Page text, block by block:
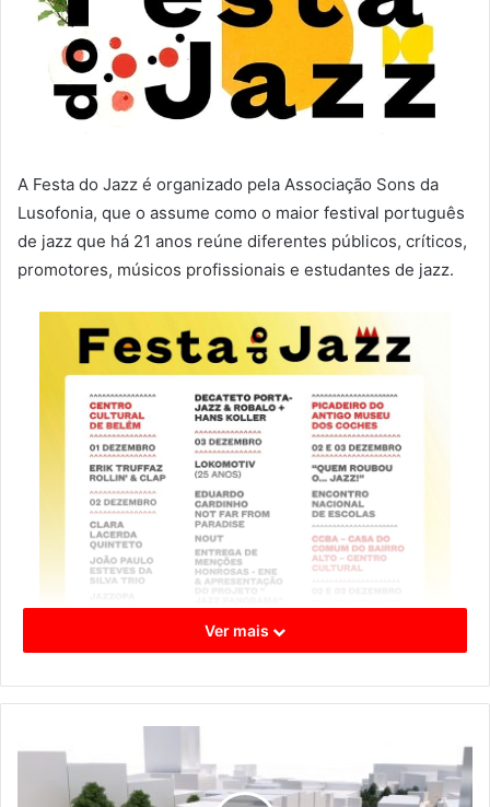
A Festa do Jazz é organizado pela Associação Sons da
Lusofonia, que o assume como o maior festival português
de jazz que há 21 anos reúne diferentes públicos, críticos,
promotores, músicos profissionais e estudantes de jazz.
A edição de 2023 abre com o trompetista Erik Truffaz, e
conta com diversos artistas, como Clara Lacerda Quinteto,
Ver mais